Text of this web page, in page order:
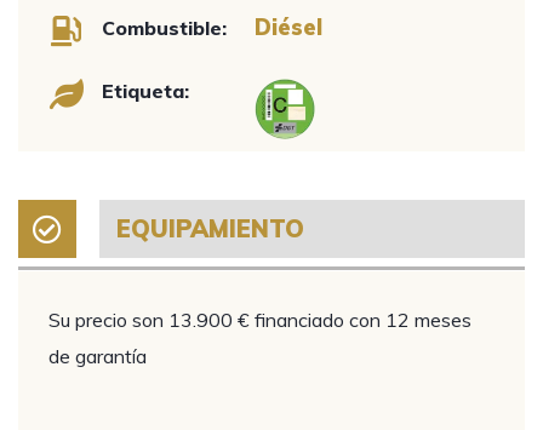
Combustible: Diésel
Etiqueta:
EQUIPAMIENTO
Su precio son 13.900 € financiado con 12 meses
de garantía